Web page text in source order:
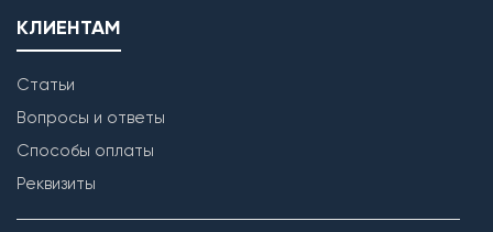
КЛИЕНТАМ
Статьи
Вопросы и ответы
Способы оплаты
Реквизиты